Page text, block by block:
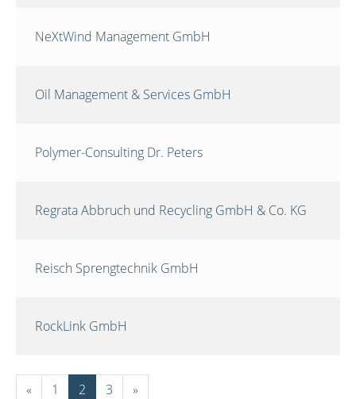
NeXtWind Management GmbH
Oil Management & Services GmbH
Polymer-Consulting Dr. Peters
Regrata Abbruch und Recycling GmbH & Co. KG
Reisch Sprengtechnik GmbH
RockLink GmbH
« 1 2 3 »